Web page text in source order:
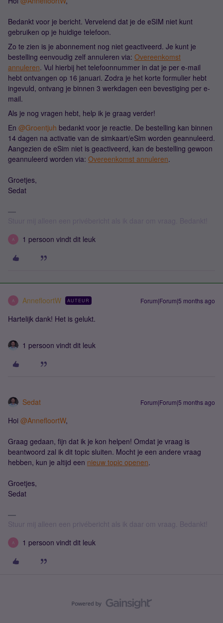
Bedankt voor je bericht. Vervelend dat je de eSIM niet kunt
gebruiken op je huidige telefoon.
Zo te zien is je abonnement nog niet geactiveerd. Je kunt je
bestelling eenvoudig zelf annuleren via: Overeenkomst
annuleren. Vul hierbij het telefoonnummer in dat je per e-mail
hebt ontvangen op 16 januari. Zodra je het korte formulier hebt
ingevuld, ontvang je binnen 3 werkdagen een bevestiging per e-
mail.
Als je nog vragen hebt, help ik je graag verder!
En ​ @Groentjuh bedankt voor je reactie. De bestelling kan binnen
14 dagen na activatie van de simkaart/eSim worden geannuleerd.
Aangezien de eSim niet is geactiveerd, kan de bestelling gewoon
geannuleerd worden via: Overeenkomst annuleren.
Groetjes,
Sedat
A 1 persoon vindt dit leuk
A AnnefloortW AUTEUR Forum|Forum|5 months ago
Hartelijk dank! Het is gelukt.
1 persoon vindt dit leuk
Sedat Forum|Forum|5 months ago
Hoi ​ @AnnefloortW,
Graag gedaan, fijn dat ik je kon helpen! Omdat je vraag is
beantwoord zal ik dit topic sluiten. Mocht je een andere vraag
hebben, kun je altijd een nieuw topic openen.
Groetjes,
Sedat
Stuur mij alleen een privébericht als ik daar om vraag. Bedankt!
A 1 persoon vindt dit leuk